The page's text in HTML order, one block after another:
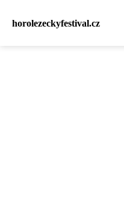
horolezeckyfestival.cz